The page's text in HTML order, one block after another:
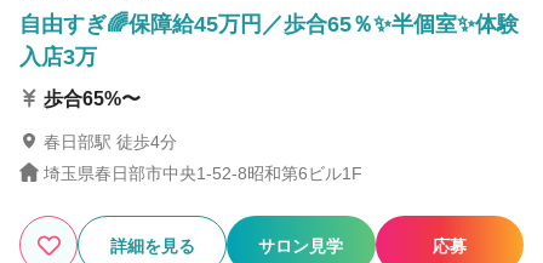
自由すぎ🌈保障給45万円／歩合65％✨半個室✨体験
入店3万
歩合65%〜
春日部駅 徒歩4分
埼玉県春日部市中央1-52-8昭和第6ビル1F
詳細を見る サロン見学 応募